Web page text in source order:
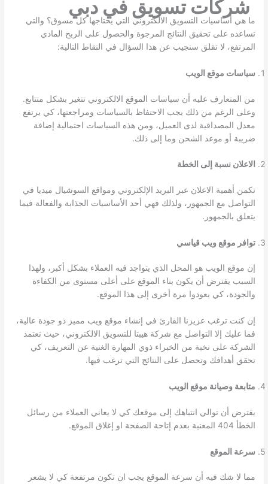
شركات تسويق في دبي
ما هي أساسيات التسويق الالكتروني التي يحتاجها كل مسوق؟ والتي
تساعده على تحقيق النتائج المرجوة والحصول على الربح المادي
المرتفع، لا تقلق سنجيب عن هذا السؤال في النقاط التالية:
سياسات موقع الويب
من المتعارف عليه أن سياسات الموقع الالكتروني تتغير بشكل متتابع.
وعلى الرغم من ذلك يجب الاحتفاظ بالسياسات ومراجعتها، كي يرتفع
معدل المصداقية لدى العميل، ومن هذه السياسات احتمالية إضافة
ضريبة أو موعد الشحن وما إلى ذلك.
الاعلان نسبة إلى الخطة
تكمن أهمية الاعلان عبر البريد الإلكتروني ومواقع السوشيال ميديا في
التواصل مع الجمهور، ولذلك فهي أحد الأساسيات الجذابة والفعالة فيما
يتعلق بالجمهور.
توافر موقع ويب قياسي
إن موقع الويب هو المحل الذي يتواجد فيه العملاء بشكل أكبر، ولهذا
السبب يفترض أن يكون بناء الموقع على أعلى مستوى من الكفاءة
والجودة، كي يعودوا مرة أخرى إلى هذا الموقع.
إن كنت ترغب عزيزنا القارئ في إنشاء موقع ويب مميز ذو جودة عالية،
فما عليك إلا التواصل مع شركة هيبتا للتسويق الالكتروني، حيث تعتمد
الشركة على نخبة من الخبراء ذوي المهارة الغنية عن التعريف، كي
تحقق أهدافك وتحصل على النتائج التي ترغب فيها.
متابعة وصيانة موقع الويب
يفترض أن توالي انتباهك إلى موقعك كي لا يعاني العملاء من رسائل
الخطأ 404 المعنية بعدم إتاحة الصفحة او إغلاق الموقع.
سرعة الموقع
مما لا شك فيه أن سرعة الموقع يجب ان تكون مرتفعة كي لا يشعر